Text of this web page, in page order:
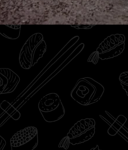
обернутый в рис и лист